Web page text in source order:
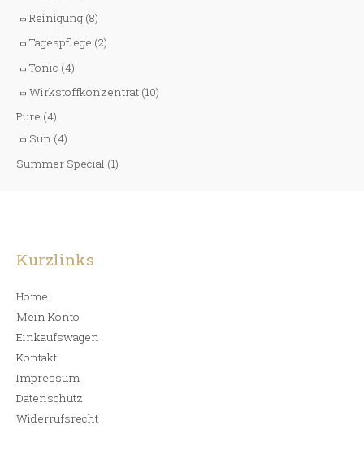
Reinigung (8)
Tagespflege (2)
Tonic (4)
Wirkstoffkonzentrat (10)
Pure (4)
Sun (4)
Summer Special (1)
Kurzlinks
Home
Mein Konto
Einkaufswagen
Kontakt
Impressum
Datenschutz
Widerrufsrecht